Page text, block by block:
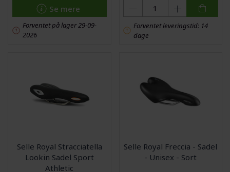
Se mere
Forventet på lager 29-09-
2026
Forventet leveringstid: 14
dage
Selle Royal Stracciatella
Lookin Sadel Sport
Athletic
Selle Royal Freccia - Sadel
- Unisex - Sort